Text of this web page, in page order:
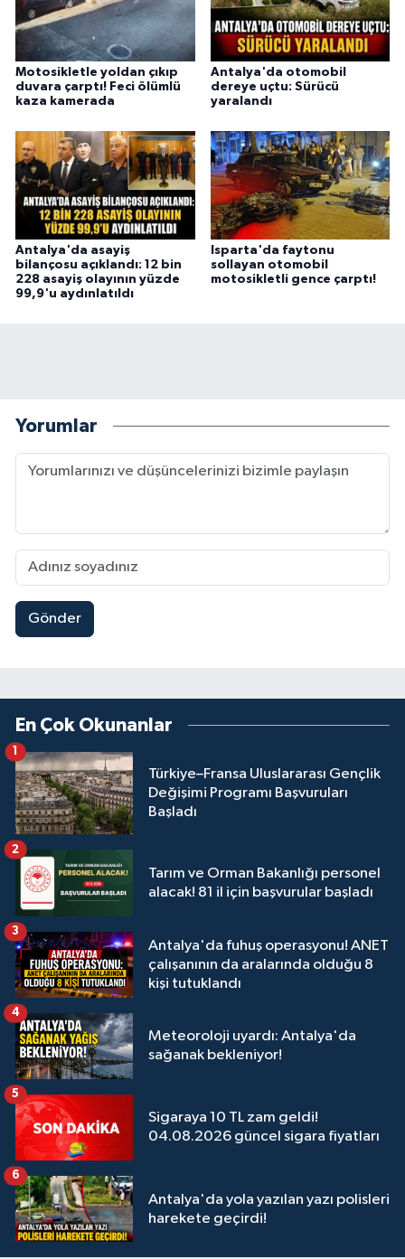
Motosikletle yoldan çıkıp
duvara çarptı! Feci ölümlü
kaza kamerada
Antalya'da otomobil
dereye uçtu: Sürücü
yaralandı
Antalya'da asayiş
bilançosu açıklandı: 12 bin
228 asayiş olayının yüzde
99,9'u aydınlatıldı
Isparta'da faytonu
sollayan otomobil
motosikletli gence çarptı!
Yorumlar
Gönder
En Çok Okunanlar
Türkiye–Fransa Uluslararası Gençlik
Değişimi Programı Başvuruları
Başladı
1
Tarım ve Orman Bakanlığı personel
alacak! 81 il için başvurular başladı
2
Antalya'da fuhuş operasyonu! ANET
çalışanının da aralarında olduğu 8
kişi tutuklandı
3
Meteoroloji uyardı: Antalya'da
sağanak bekleniyor!
4
Sigaraya 10 TL zam geldi!
04.08.2026 güncel sigara fiyatları
5
Antalya'da yola yazılan yazı polisleri
harekete geçirdi!
6